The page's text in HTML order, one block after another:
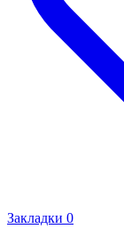
Закладки 0